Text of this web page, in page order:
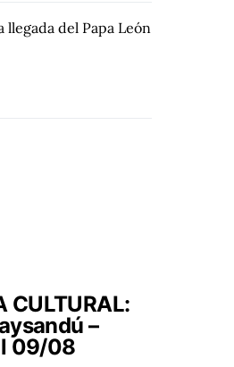
del Papa León
CULTURAL:
–
09/08